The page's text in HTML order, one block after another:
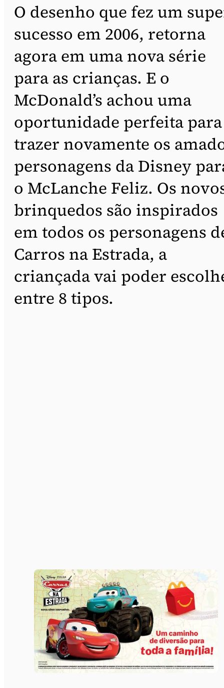
O desenho que fez um
sucesso em 2006, retorna
agora em uma nova série
para as crianças. E o
McDonald’s achou uma
oportunidade perfeita
trazer novamente os
personagens da Disney
o McLanche Feliz. Os
brinquedos são inspirados
em todos os personagens
Carros na Estrada, a
criançada vai poder
entre 8 tipos.